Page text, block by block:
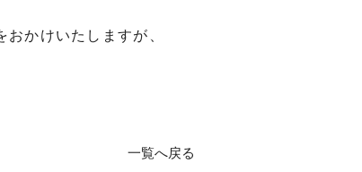
かけいたしますが、
一覧へ戻る